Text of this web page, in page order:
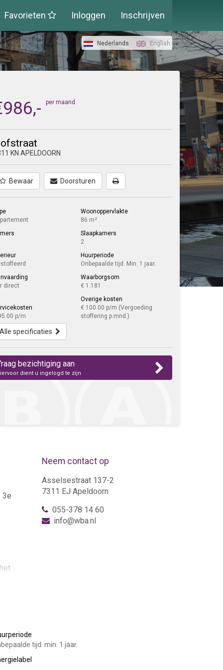
Favorieten Inloggen Inschrijven
Nederlands English
per maand
KN APELDOORN
Bewaar Doorsturen
Woonoppervlakte
86 m²
Slaapkamers
2
Huurperiode
Onbepaalde tijd. Min. 1 jaar.
direct
Waarborgsom
€ 1.181
p/m
Overige kosten
€ 100.00 p/m (Vergoeding
stoffering p.mnd.)
Alle specificaties
bezichtiging aan
dient u ingelogd te zijn
3e
Neem contact op
Asselsestraat 137-2
7311 EJ Apeldoorn
055-378 14 60
info@wba.nl
tijd. min. 1 jaar.